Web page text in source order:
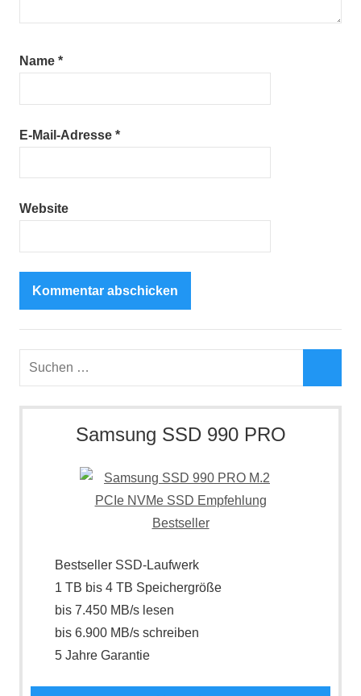
Name *
E-Mail-Adresse *
Website
Suchen
Samsung SSD 990 PRO
Bestseller SSD-Laufwerk
1 TB bis 4 TB Speichergröße
bis 7.450 MB/s lesen
bis 6.900 MB/s schreiben
5 Jahre Garantie